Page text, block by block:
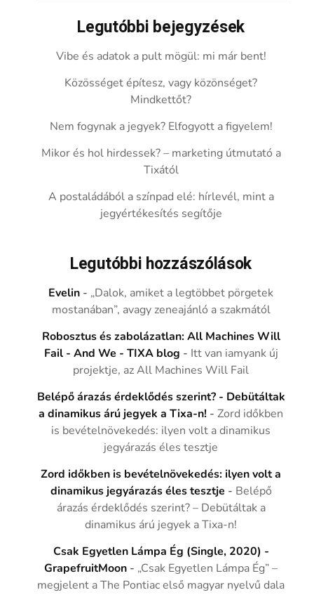
Legutóbbi bejegyzések
Vibe és adatok a pult mögül: mi már bent!
Közösséget építesz, vagy közönséget?
Mindkettőt?
Nem fogynak a jegyek? Elfogyott a figyelem!
Mikor és hol hirdessek? – marketing útmutató a
Tixától
A postaládából a színpad elé: hírlevél, mint a
jegyértékesítés segítője
Legutóbbi hozzászólások
Evelin - „Dalok, amiket a legtöbbet pörgetek
mostanában”, avagy zeneajánló a szakmától
Robosztus és zabolázatlan: All Machines Will
Fail - And We - TIXA blog - Itt van iamyank új
projektje, az All Machines Will Fail
Belépő árazás érdeklődés szerint? - Debütáltak
a dinamikus árú jegyek a Tixa-n! -Zord időkben
is bevételnövekedés: ilyen volt a dinamikus
jegyárazás éles tesztje
Zord időkben is bevételnövekedés: ilyen volt a
dinamikus jegyárazás éles tesztje - Belépő
árazás érdeklődés szerint? – Debütáltak a
dinamikus árú jegyek a Tixa-n!
Csak Egyetlen Lámpa Ég (Single, 2020) -
GrapefruitMoon - „Csak Egyetlen Lámpa Ég” –
megjelent a The Pontiac első magyar nyelvű dala